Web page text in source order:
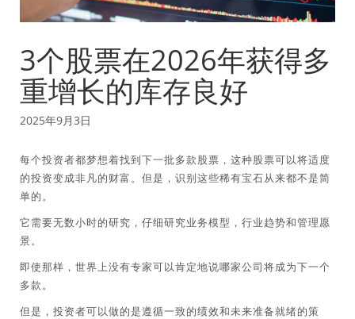
3个股票在2026年获得多
重增长的库存良好
2025年9月3日
每个投资者都梦想着找到下一批多款股票，这种股票可以将适度
的投资变成非凡的财富。但是，识别这些稀有宝石从来都不是简
单的。
它需要无数小时的研究，仔细研究业务模型，行业趋势和管理愿
景。
即使那样，世界上没有专家可以肯定地说哪家公司将成为下一个
多款。
但是，投资者可以做的是遵循一致的绩效和未来准备就绪的策